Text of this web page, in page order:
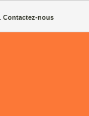
Contactez-nous